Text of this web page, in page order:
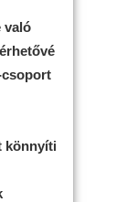
való
csoport
könnyíti